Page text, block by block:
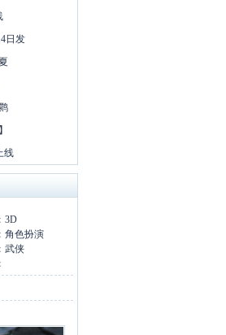
日发
线
3D
角色扮演
武侠